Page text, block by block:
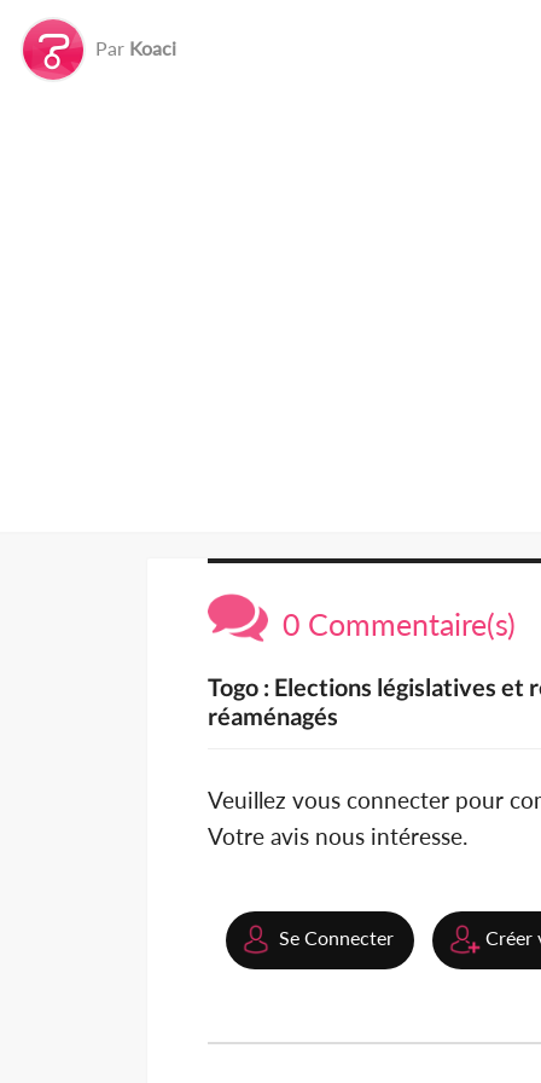
Par Koaci
0 Commentaire(s)
Togo : Elections législatives et
réaménagés
Veuillez vous connecter pour
Votre avis nous intéresse.
Se Connecter Créer